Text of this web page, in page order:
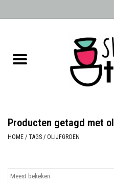
Albast waxinehouders van Zenza
Dierenlampen
Producten getagd met
HOME / TAGS / OLIJFGROEN